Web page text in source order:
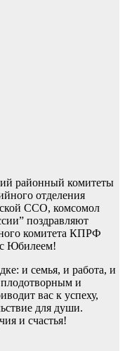
районный комитеты
отделения
ССО, комсомол
поздравляют
комитета КПРФ
Юбилеем!
и семья, и работа, и
и
вас к успеху,
для души.
и счастья!